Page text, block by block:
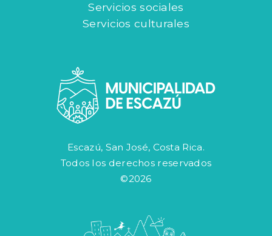
Servicios sociales
Servicios culturales
Escazú, San José, Costa Rica.
Todos los derechos reservados
©2026